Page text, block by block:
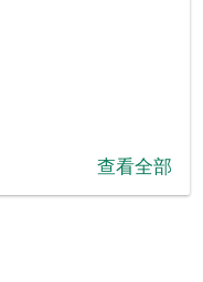
查看全部